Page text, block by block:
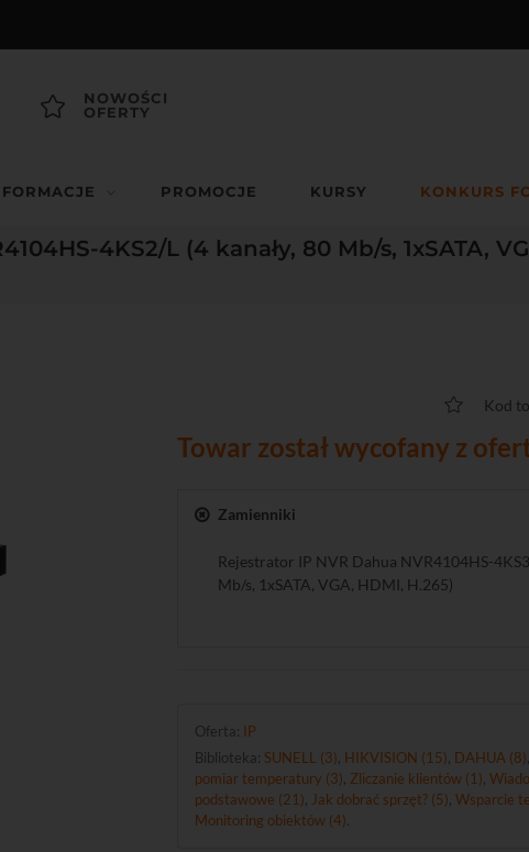
NOWOŚCI
OFERTY
PROMOCJE KURSY KONKURS
4KS2/L (4 kanały, 80 Mb/s, 1xSATA,
Kod
Towar został wycofany z
Zamienniki
Rejestrator IP NVR Dahua NVR4104HS-4KS3
Mb/s, 1xSATA, VGA, HDMI, H.265)
Oferta: IP
Biblioteka: SUNELL (3) HIKVISION (15) DAHUA (8)
pomiar temperatury (3) Zliczanie klientów (1) ,
podstawowe (21)
Jak dobrać sprzęt? (5) ,Wsparcie
Monitoring obiektów (4)